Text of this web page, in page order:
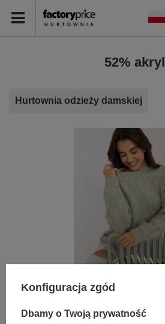
52% akryl
Hurtownia odzieży damskiej
o kroju oversize
Konfiguracja zgód
Dbamy o Twoją prywatność